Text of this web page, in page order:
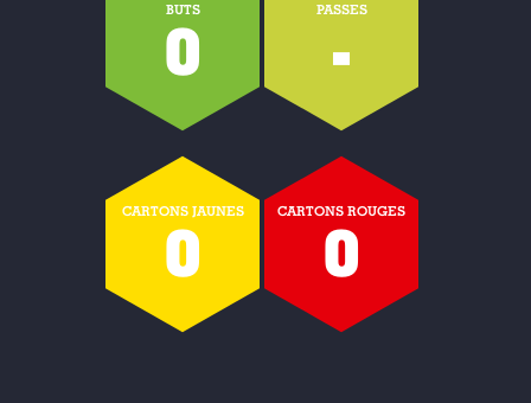
BUTS
0
PASSES
-
CARTONS JAUNES
0
CARTONS ROUGES
0